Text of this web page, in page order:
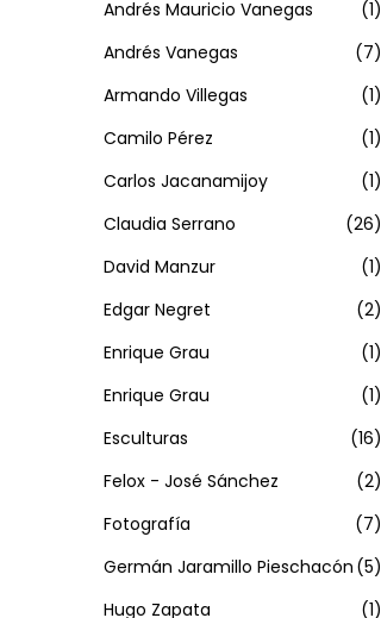
ó
n
>
Andrés Mauricio Vanegas
(1)
Andrés Vanegas
(7)
Armando Villegas
(1)
Camilo Pérez
(1)
Carlos Jacanamijoy
(1)
Claudia Serrano
(26)
David Manzur
(1)
Edgar Negret
(2)
Enrique Grau
(1)
Enrique Grau
(1)
Esculturas
(16)
Felox - José Sánchez
(2)
Fotografía
(7)
Germán Jaramillo Pieschacón (5)
Hugo Zapata
(1)